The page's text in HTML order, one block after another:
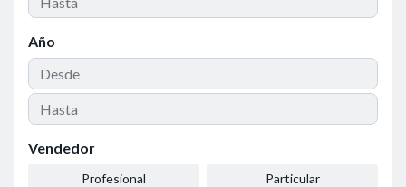
Año
Vendedor
Profesional Particular